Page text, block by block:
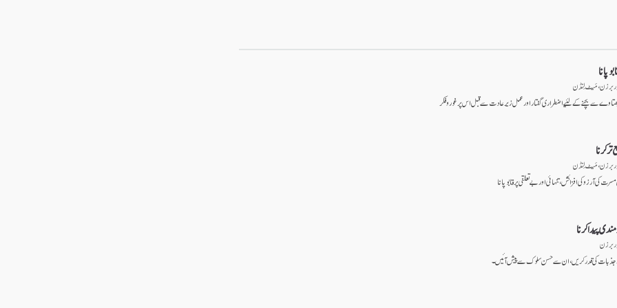
پانا
برزن ، مَیٹ لِنڈن
سے بچنے کے لئیے اضطراری گفتار اور عمل زیر عادت سے قبل اس پر غور و فکر
کرنا
برزن ، مَیٹ لِنڈن
کی آرزو کی افزائش، تنہائی اور بے تعلقی پر قابو پانا
پیدا کرنا
برزن
کی قدر کریں، ان سے حسن سلوک سے پیش آئیں۔